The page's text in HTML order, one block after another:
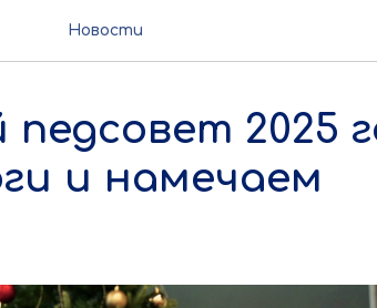
Новости
2025
и намечаем